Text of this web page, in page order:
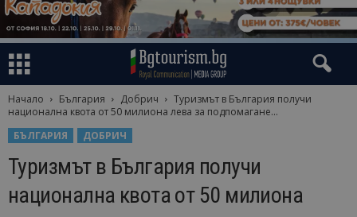
Начало България Добрич
Туризмът в България получи
национална квота от 50 милиона лева за подпомагане...
БЪЛГАРИЯ
ДОБРИЧ
Туризмът в България получи
национална квота от 50 милиона